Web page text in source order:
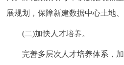
展规划，保障新建数据中心土地
(二)加快人才培养。
完善多层次人才培养体系，加